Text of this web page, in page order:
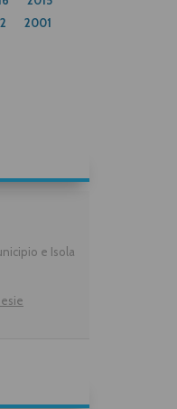
2001
e Isola